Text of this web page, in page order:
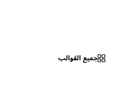
جميع القوالب